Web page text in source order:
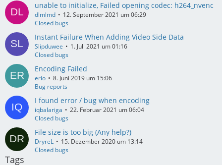
unable to initialize, Failed opening codec: h264_nvenc
dlmlmd
12. September 2021 um 06:29
Closed bugs
Instant Failure When Adding Video Side Data
Slipduwee
1. Juli 2021 um 01:16
Closed bugs
Encoding Failed
erio
8. Juni 2019 um 15:06
Bug reports
I found error / bug when encoding
iqbalariga
22. Februar 2021 um 06:04
Closed bugs
File size is too big (Any help?)
DryreL
15. Dezember 2020 um 13:14
Closed bugs
Tags